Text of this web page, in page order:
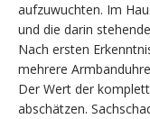
aufzuwuchten. Im
und die darin
Nach ersten
mehrere
Der Wert der
abschätzen.